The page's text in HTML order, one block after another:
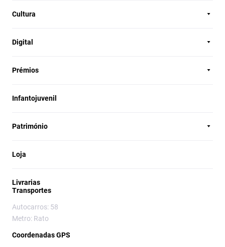
Cultura
Digital
Prémios
Infantojuvenil
Património
Loja
Livrarias
Transportes
Autocarros: 58
Metro: Rato
Coordenadas GPS